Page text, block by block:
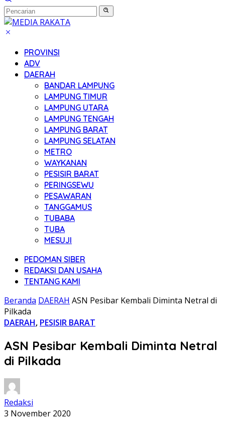
PROVINSI
ADV
DAERAH
BANDAR LAMPUNG
LAMPUNG TIMUR
LAMPUNG UTARA
LAMPUNG TENGAH
LAMPUNG BARAT
LAMPUNG SELATAN
METRO
WAYKANAN
PESISIR BARAT
PERINGSEWU
PESAWARAN
TANGGAMUS
TUBABA
TUBA
MESUJI
PEDOMAN SIBER
REDAKSI DAN USAHA
TENTANG KAMI
Beranda DAERAH ASN Pesibar Kembali Diminta Netral di
Pilkada
DAERAH, PESISIR BARAT
ASN Pesibar Kembali Diminta Netral
di Pilkada
Redaksi
3 November 2020